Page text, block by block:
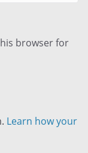
browser for
Learn how your